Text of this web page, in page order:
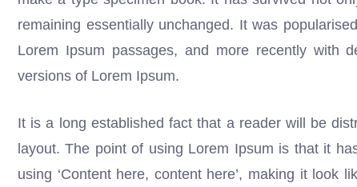
remaining essentially unchanged. It was
Lorem Ipsum passages, and more recently with
versions of Lorem Ipsum.
It is a long established fact that a reader will be
layout. The point of using Lorem Ipsum is that it
using ‘Content here, content here’, making it look